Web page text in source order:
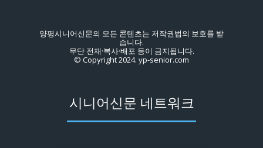
양평시니어신문의 모든 콘텐츠는 저작권법의 보호를 받
습니다.
무단 전재·복사·배포 등이 금지됩니다.
© Copyright 2024. yp-senior.com
시니어신문 네트워크